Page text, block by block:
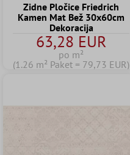
Zidne Pločice Friedrich
Kamen Mat Bež 30x60cm
Dekoracija
63,28 EUR
po m²
(1.26 m² Paket = 79,73 EUR)